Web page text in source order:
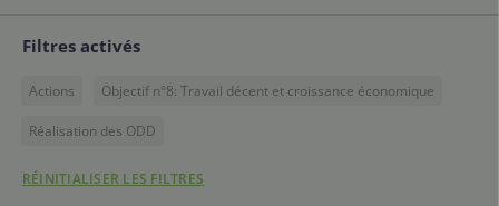
Filtres activés
Actions Objectif n°8: Travail décent et croissance économique
Réalisation des ODD
RÉINITIALISER LES FILTRES